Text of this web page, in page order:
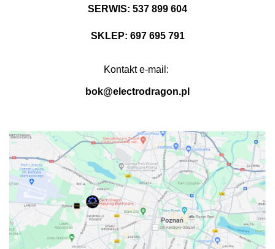
SERWIS: 537 899 604
SKLEP: 697 695 791
Kontakt e-mail:
bok@electrodragon.pl